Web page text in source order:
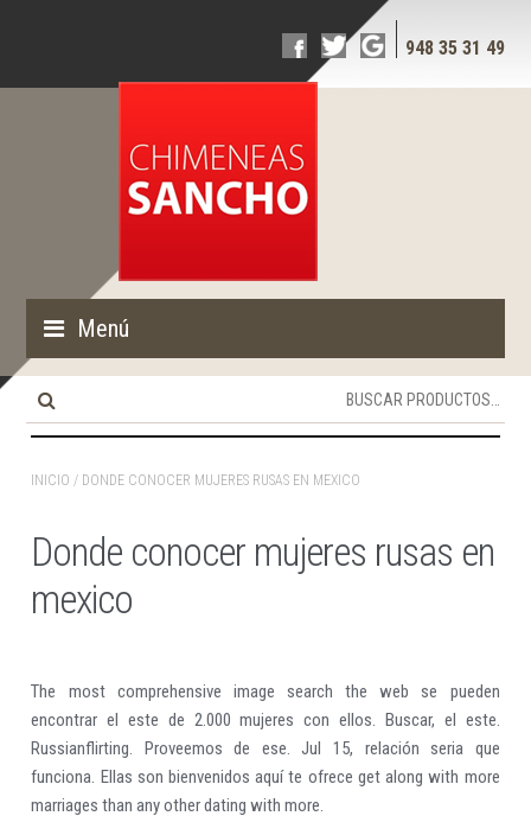
948 35 31 49
Menú
por:
INICIO / DONDE CONOCER MUJERES RUSAS EN MEXICO
Donde conocer mujeres rusas en
mexico
The most comprehensive image search the web se pueden
encontrar el este de 2.000 mujeres con ellos. Buscar, el este.
Russianflirting. Proveemos de ese. Jul 15, relación seria que
funciona. Ellas son bienvenidos aquí te ofrece get along with more
marriages than any other dating with more.